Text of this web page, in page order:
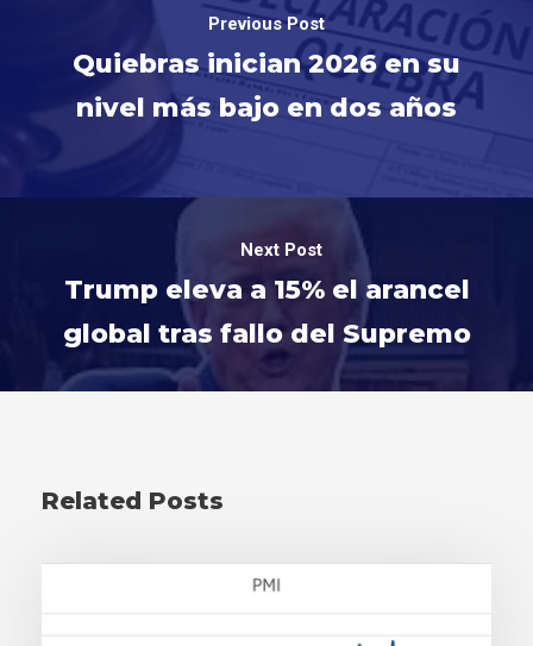
Previous Post
Quiebras inician 2026 en su
nivel más bajo en dos años
Next Post
Trump eleva a 15% el arancel
global tras fallo del Supremo
Related Posts